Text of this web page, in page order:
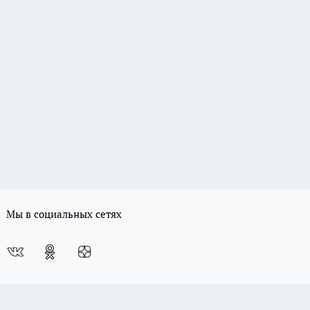
Мы в социальных сетях